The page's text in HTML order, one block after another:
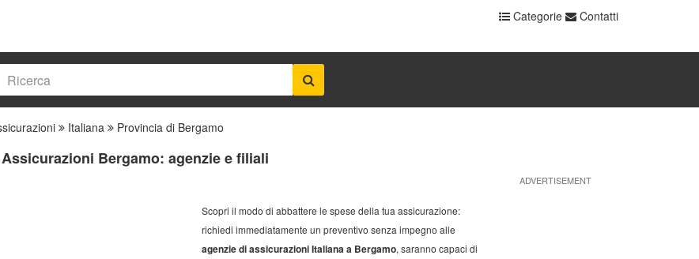
Categorie Contatti
Italiana Provincia di Bergamo
Bergamo: agenzie e filiali
Scopri il modo di abbattere le spese della tua assicurazione:
richiedi immediatamente un preventivo senza impegno alle
agenzie di assicurazioni Italiana a Bergamo, saranno capaci di
ADVERTISEMENT